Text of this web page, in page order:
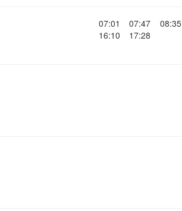
07:01 07:47 08:35
16:10
17:28